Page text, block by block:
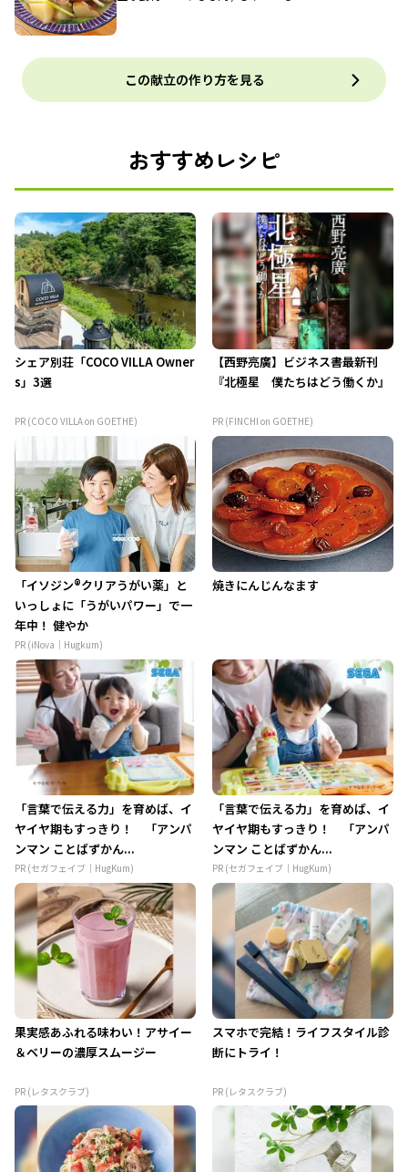
この献立の作り方を見る
おすすめレシピ
シェア別荘「COCO VILLA Owner
s」3選
PR (COCO VILLA on GOETHE)
【西野亮廣】ビジネス書最新刊
『北極星 僕たちはどう働くか』
PR (FINCHI on GOETHE)
「イソジン®クリアうがい薬」と
いっしょに「うがいパワー」で一
年中！ 健やか
PR (iNova｜Hugkum)
焼きにんじんなます
「言葉で伝える力」を育めば、イ
ヤイヤ期もすっきり！ 「アンパ
ンマン ことばずかん...
PR (セガフェイブ｜HugKum)
「言葉で伝える力」を育めば、イ
ヤイヤ期もすっきり！ 「アンパ
ンマン ことばずかん...
PR (セガフェイブ｜HugKum)
果実感あふれる味わい！アサイー
＆ベリーの濃厚スムージー
PR (レタスクラブ)
スマホで完結！ライフスタイル診
断にトライ！
PR (レタスクラブ)